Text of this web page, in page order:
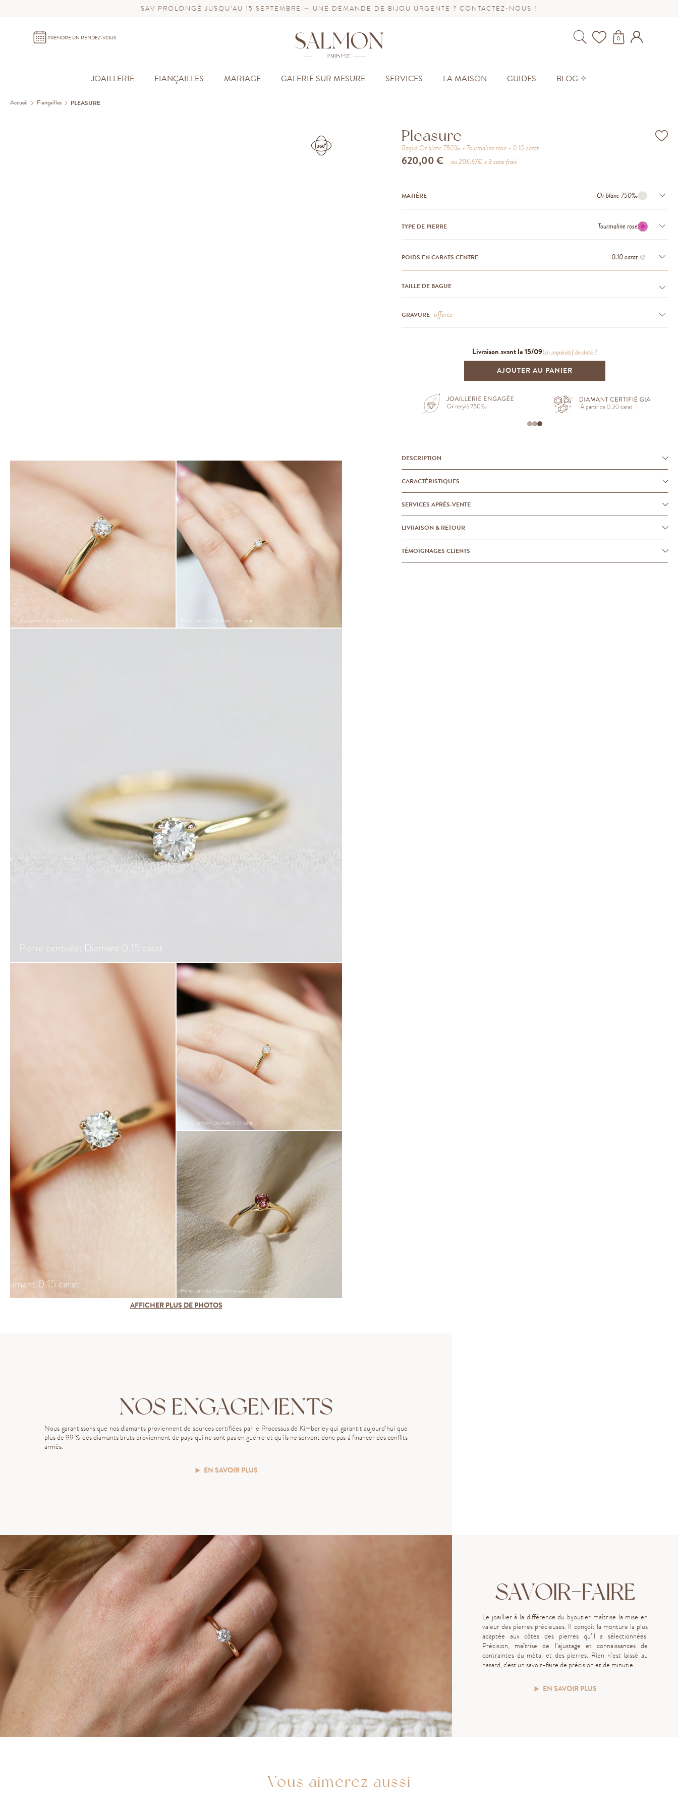
SAV PROLONGÉ JUSQU’AU 15 SEPTEMBRE — UNE DEMANDE DE BIJOU URGENTE ? CONTACTEZ-NOUS !
PRENDRE UN RENDEZ-VOUS
JOAILLERIE FIANÇAILLES MARIAGE GALERIE SUR MESURE SERVICES LA MAISON GUIDES BLOG ✧
0
Accueil Fiançailles PLEASURE
AFFICHER PLUS DE PHOTOS
Pleasure
Bague Or blanc 750‰ Tourmaline rose 0.10carat
620,00 € ou206.67€ x 3 sans frais
MATIÈRE Or blanc 750‰
TYPE DE PIERRE Tourmaline rose
POIDS EN CARATS CENTRE 0.10 carat
TAILLE DE BAGUE
GRAVURE offerte
Livraison avant le 15/09Un impératif de date ?
AJOUTER AU PANIER
DESCRIPTION
CARACTÉRISTIQUES
SERVICES APRÈS-VENTE
LIVRAISON & RETOUR
TÉMOIGNAGES CLIENTS
NOS ENGAGEMENTS
Nous garantissons que nos diamants proviennent de sources certifiées par le Processus de Kimberley qui garantit aujourd’hui que
plus de 99 % des diamants bruts proviennent de pays qui ne sont pas en guerre et qu’ils ne servent donc pas à financer des conflits
armés.
EN SAVOIR PLUS
SAVOIR-FAIRE
Le joaillier à la différence du bijoutier maîtrise la mise en
valeur des pierres précieuses. Il conçoit la monture la plus
adaptée aux côtes des pierres qu’il a sélectionnées.
Précision, maîtrise de l’ajustage et connaissances de
contraintes du métal et des pierres. Rien n’est laissé au
hasard, c’est un savoir-faire de précision et de minutie.
EN SAVOIR PLUS
Vous aimerez aussi